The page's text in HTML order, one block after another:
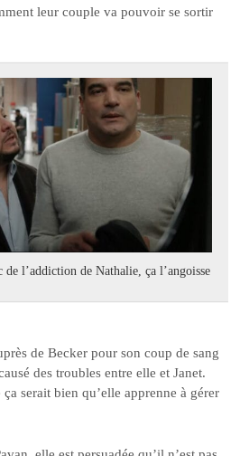
leur couple va pouvoir se sortir
l’addiction de Nathalie, ça l’angoisse
de Becker pour son coup de sang
des troubles entre elle et Janet.
serait bien qu’elle apprenne à gérer